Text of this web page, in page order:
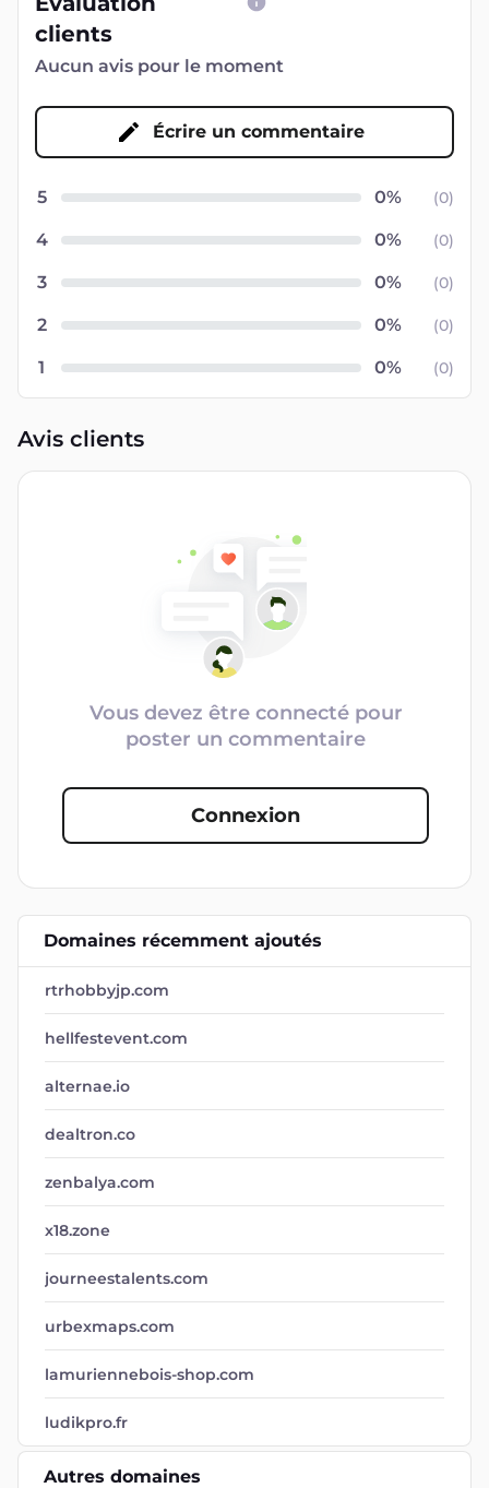
clients
Aucun avis pour le moment
Écrire un commentaire
5 (0)
4 (0)
3 (0)
2 (0)
1 (0)
Avis clients
Vous devez être connecté pour
poster un commentaire
Connexion
Domaines récemment ajoutés
rtrhobbyjp.com
hellfestevent.com
alternae.io
dealtron.co
zenbalya.com
x18.zone
journeestalents.com
urbexmaps.com
lamuriennebois-shop.com
ludikpro.fr
Autres domaines